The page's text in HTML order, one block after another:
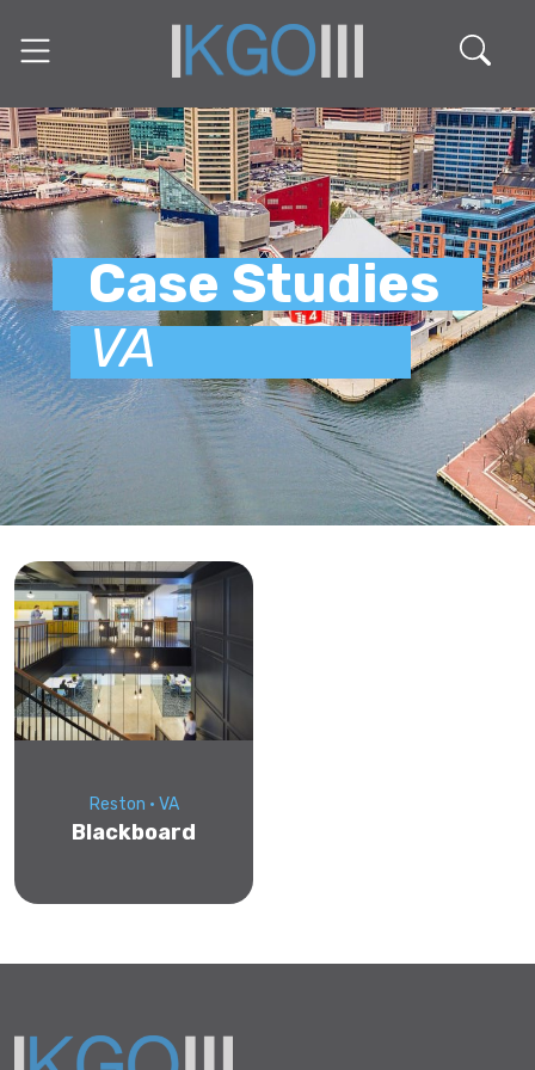
Case Studies
VA
Reston • VA
Blackboard